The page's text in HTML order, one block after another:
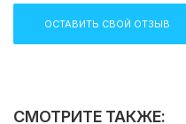
ОСТАВИТЬ СВОЙ ОТЗЫВ
СМОТРИТЕ ТАКЖЕ: